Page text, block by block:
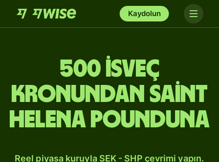
Kaydolun
500 İsveç
kronundan Saint
Helena pounduna
Reel piyasa kuruyla SEK - SHP çevrimi yapın.